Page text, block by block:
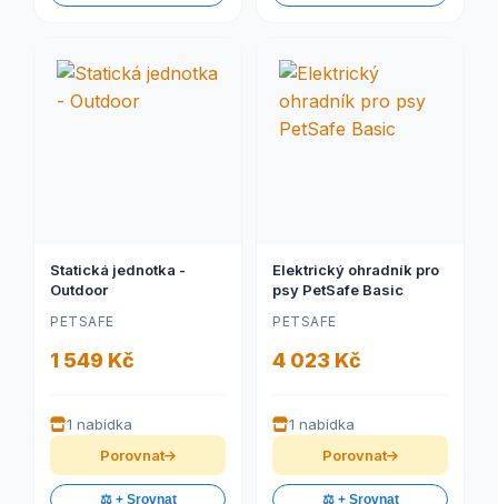
Statická jednotka -
Outdoor
PETSAFE
1 549 Kč
1 nabídka
Porovnat
⚖️ + Srovnat
Elektrický ohradník pro
psy PetSafe Basic
PETSAFE
4 023 Kč
1 nabídka
Porovnat
⚖️ + Srovnat